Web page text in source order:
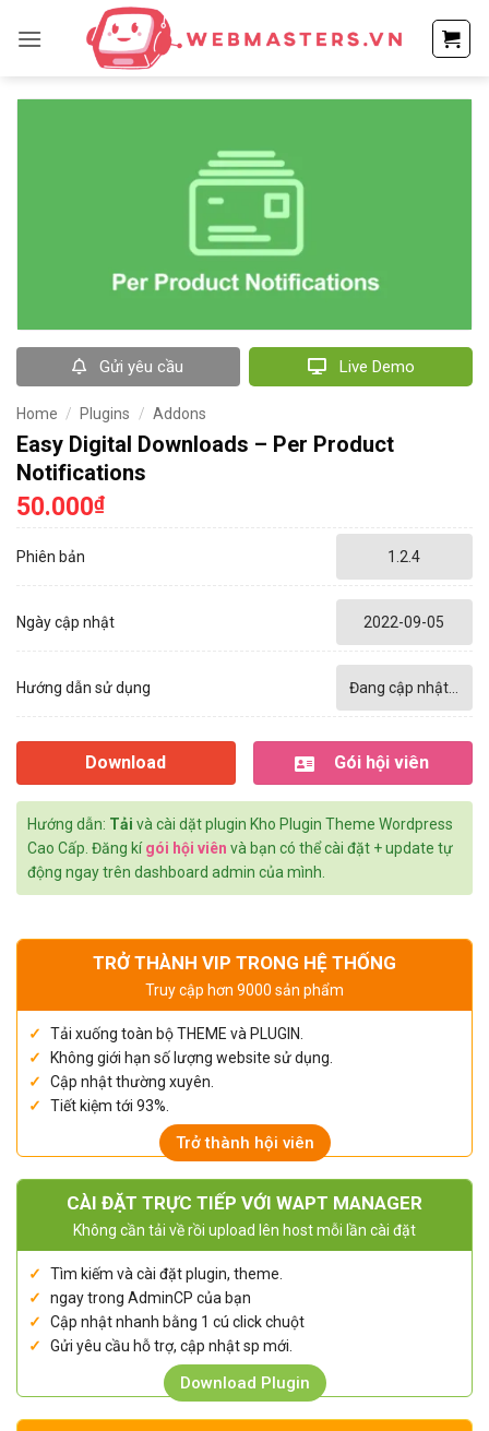
qua
dung
Gửi yêu cầu Live Demo
Home / Plugins / Addons
Easy Digital Downloads – Per Product
Notifications
50.000₫
Phiên bản 1.2.4
Ngày cập nhật 2022-09-05
Hướng dẫn sử dụng Đang cập nhật...
Download Gói hội viên
Hướng dẫn: Tải và cài dặt plugin Kho Plugin Theme Wordpress
Cao Cấp. Đăng kígói hội viên và bạn có thể cài đặt + update tự
động ngay trên dashboard admin của mình.
TRỞ THÀNH VIP TRONG HỆ THỐNG
Truy cập hơn 9000 sản phẩm
Tải xuống toàn bộ THEME và PLUGIN.
Không giới hạn số lượng website sử dụng.
Cập nhật thường xuyên.
Tiết kiệm tới 93%.
Trở thành hội viên
CÀI ĐẶT TRỰC TIẾP VỚI WAPT MANAGER
Không cần tải về rồi upload lên host mỗi lần cài đặt
Tìm kiếm và cài đặt plugin, theme.
ngay trong AdminCP của bạn
Cập nhật nhanh bằng 1 cú click chuột
Gửi yêu cầu hỗ trợ, cập nhật sp mới.
Download Plugin